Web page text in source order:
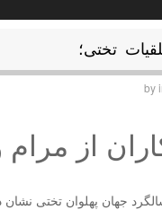
تختی؛
از
جهان پهلوان تختی